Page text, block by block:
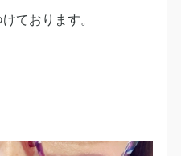
ております。